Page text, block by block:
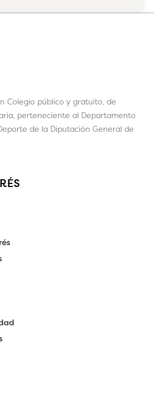
Colegio público y gratuito, de
perteneciente al Departamento
de la Diputación General de